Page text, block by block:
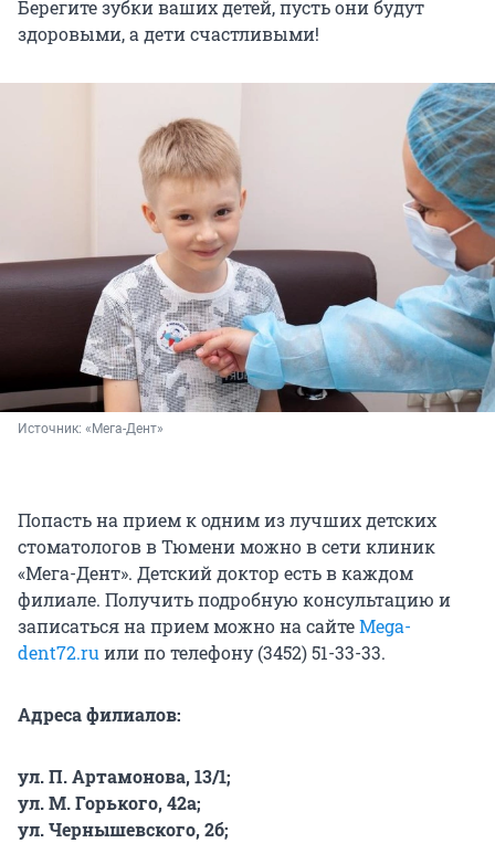
Берегите зубки ваших детей, пусть они будут
здоровыми, а дети счастливыми!
Источник: «Мега-Дент»
Попасть на прием к одним из лучших детских
стоматологов в Тюмени можно в сети клиник
«Мега-Дент». Детский доктор есть в каждом
филиале. Получить подробную консультацию и
записаться на прием можно на сайтеMega-
dent72.ru или по телефону (3452) 51-33-33.
Адреса филиалов:
ул. П. Артамонова, 13/1;
ул. М. Горького, 42а;
ул. Чернышевского, 2б;